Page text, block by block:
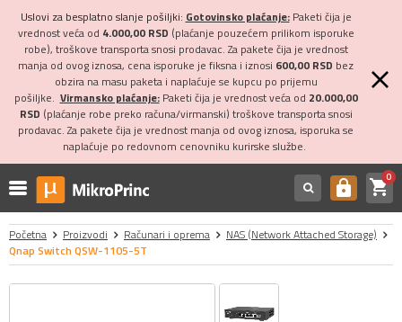
Uslovi za besplatno slanje pošiljki: Gotovinsko plaćanje:Paketi čija je
vrednost veća od 4.000,00 RSD (plaćanje pouzećem prilikom isporuke
robe), troškove transporta snosi prodavac. Za pakete čija je vrednost
manja od ovog iznosa, cena isporuke je fiksna i iznosi 600,00 RSD bez
obzira na masu paketa i naplaćuje se kupcu po prijemu
pošiljke. Virmansko plaćanje:Paketi čija je vrednost veća od 20.000,00
RSD (plaćanje robe preko računa/virmanski) troškove transporta snosi
prodavac. Za pakete čija je vrednost manja od ovog iznosa, isporuka se
naplaćuje po redovnom cenovniku kurirske službe.
https shopping_cart0
Početna Proizvodi Računari i oprema
NAS (Network Attached Storage)
Qnap Switch QSW-1105-5T